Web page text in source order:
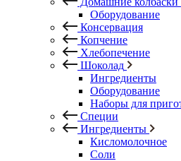
Оборудование
Консервация
Копчение
Хлебопечение
Шоколад
Ингредиенты
Оборудование
Наборы для
Специи
Ингредиенты
Кисломолочное
Соли